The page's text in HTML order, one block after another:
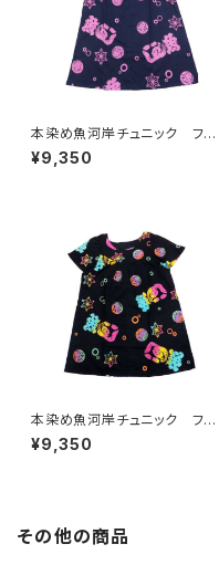
本染め魚河岸チュニック フリ
ーサイズ 浴衣生地 涼麻柄
紺×ピンク 日本製 注染そ
¥9,350
本染め魚河岸チュニック フリ
ーサイズ 浴衣生地 涼麻柄
黒×虹色グラデーション 日本
¥9,350
その他の商品